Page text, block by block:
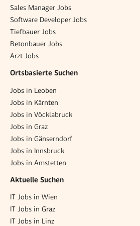
Sales Manager Jobs
Software Developer Jobs
Tiefbauer Jobs
Betonbauer Jobs
Arzt Jobs
Ortsbasierte Suchen
Jobs in Leoben
Jobs in Kärnten
Jobs in Vöcklabruck
Jobs in Graz
Jobs in Gänserndorf
Jobs in Innsbruck
Jobs in Amstetten
Aktuelle Suchen
IT Jobs in Wien
IT Jobs in Graz
IT Jobs in Linz